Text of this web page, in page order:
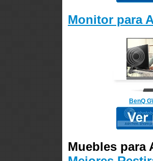
Monitor para
BenQ
Muebles para